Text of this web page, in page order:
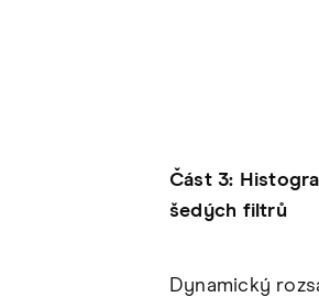
Část 3:
šedých filtrů
Dynamický